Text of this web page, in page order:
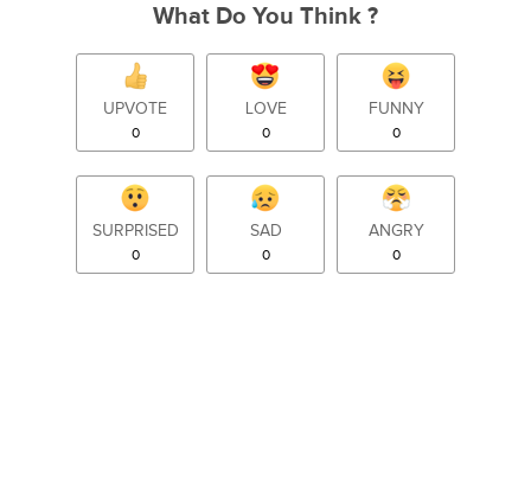
What Do You Think ?
UPVOTE
0
LOVE
0
FUNNY
0
SURPRISED
0
SAD
0
ANGRY
0